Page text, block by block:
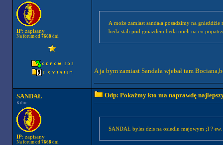
IP: zapisany
Na forum od 7668dni
A może zamiast sandała posadzimy na
beda stali pod gniazdem beda mieli na co
A ja bym zamiast Sandała wjebał tam
SANDAŁ
Kibic
IP: zapisany
Na forum od 7668dni
Odp: Pokażmy kto ma naprawdę
SANDAŁ byles dzis na osiedlu majowym ;] ? ew.